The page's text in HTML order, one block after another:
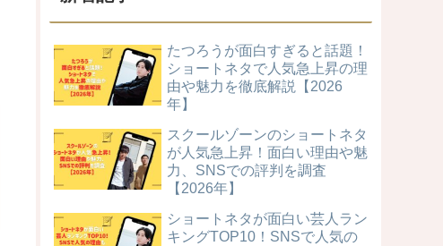
たつろうが面白すぎると話題！
ショートネタで人気急上昇の理
由や魅力を徹底解説【2026
年】
スクールゾーンのショートネタ
が人気急上昇！面白い理由や魅
力、SNSでの評判を調査
【2026年】
ショートネタが面白い芸人ラン
キングTOP10！SNSで人気の